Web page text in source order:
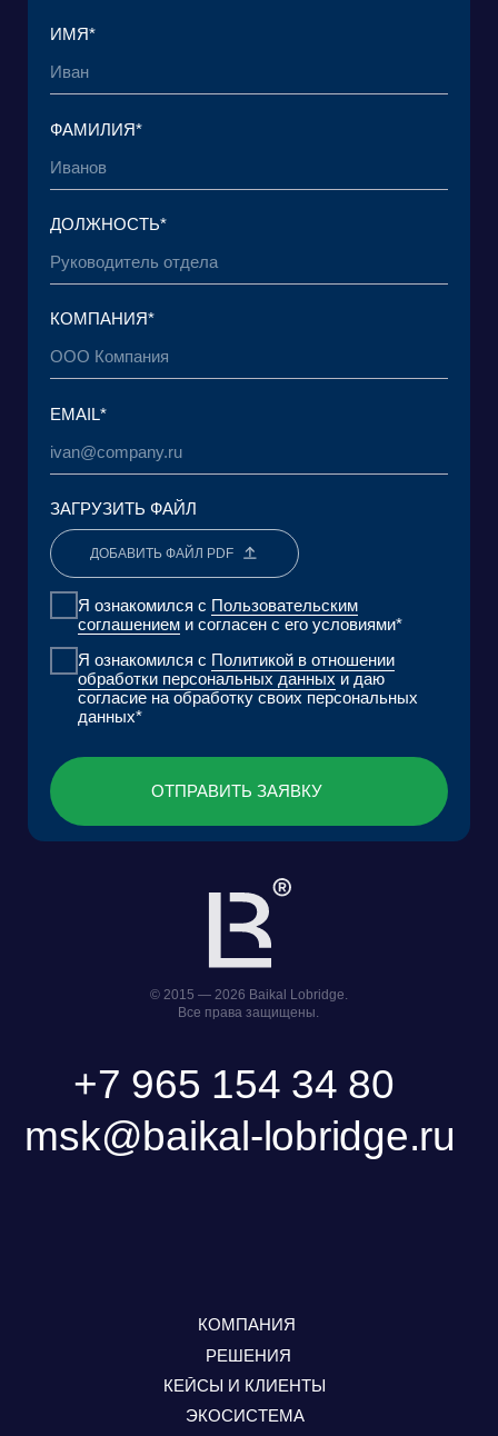
msk@baikal-lobridge.ru
+7 965 154 34 80
АНАЛИТИЧЕСКИЙ ЦЕНТР
© 2015 — 2026 Baikal Lobridge.
ОСТАВИТЬ ЗАЯВКУ
ИНН 7727176391 | КПП 770301001
123056, Россия, г. Москва, ул. Большая
Грузинская 30А, стр. 1, БЦ «Грузинка 30»
Политика обработки персональных данных
Пользовательское Соглашение
Фонд поддержки прикладных
экологических разработок и
Научно-исследовательский центр